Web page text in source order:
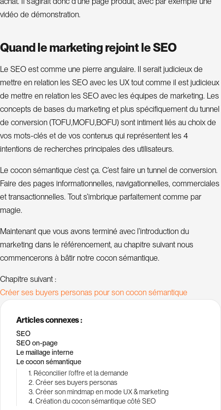
Articles connexes :
SEO
SEO on-page
Le maillage interne
Le cocon sémantique
1. Réconcilier l’offre et la demande
2. Créer ses buyers personas
3. Créer son mindmap en mode UX & marketing
4. Création du cocon sémantique côté SEO
vidéo de démonstration.
Quand le marketing rejoint le SEO
Le SEO est comme une pierre angulaire. Il serait judicieux de
mettre en relation les SEO avec les UX tout comme il est judicieux
de mettre en relation les SEO avec les équipes de marketing. Les
concepts de bases du marketing et plus spécifiquement du tunnel
de conversion (TOFU,MOFU,BOFU) sont intiment liés au choix de
vos mots-clés et de vos contenus qui représentent les 4
intentions de recherches principales des utilisateurs.
Le cocon sémantique c’est ça. C’est faire un tunnel de conversion.
Faire des pages informationnelles, navigationnelles, commerciales
et transactionnelles. Tout s’imbrique parfaitement comme par
magie.
Maintenant que vous avons terminé avec l’introduction du
marketing dans le référencement, au chapitre suivant nous
commencerons à bâtir notre cocon sémantique.
Chapitre suivant :
Créer ses buyers personas pour son cocon sémantique